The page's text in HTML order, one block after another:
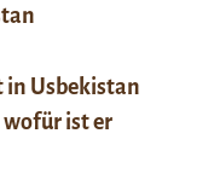
Usbekistan
wofür ist er